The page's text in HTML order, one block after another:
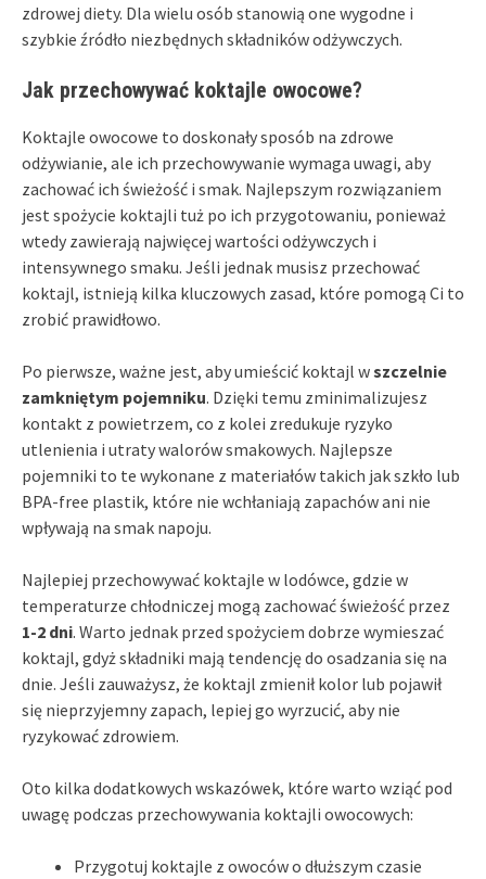
zdrowej diety. Dla wielu osób stanowią one wygodne i
szybkie źródło niezbędnych składników odżywczych.
Jak przechowywać koktajle owocowe?
Koktajle owocowe to doskonały sposób na zdrowe
odżywianie, ale ich przechowywanie wymaga uwagi, aby
zachować ich świeżość i smak. Najlepszym rozwiązaniem
jest spożycie koktajli tuż po ich przygotowaniu, ponieważ
wtedy zawierają najwięcej wartości odżywczych i
intensywnego smaku. Jeśli jednak musisz przechować
koktajl, istnieją kilka kluczowych zasad, które pomogą Ci to
zrobić prawidłowo.
Po pierwsze, ważne jest, aby umieścić koktajl wszczelnie
zamkniętym pojemniku. Dzięki temu zminimalizujesz
kontakt z powietrzem, co z kolei zredukuje ryzyko
utlenienia i utraty walorów smakowych. Najlepsze
pojemniki to te wykonane z materiałów takich jak szkło lub
BPA-free plastik, które nie wchłaniają zapachów ani nie
wpływają na smak napoju.
Najlepiej przechowywać koktajle w lodówce, gdzie w
temperaturze chłodniczej mogą zachować świeżość przez
1-2 dni. Warto jednak przed spożyciem dobrze wymieszać
koktajl, gdyż składniki mają tendencję do osadzania się na
dnie. Jeśli zauważysz, że koktajl zmienił kolor lub pojawił
się nieprzyjemny zapach, lepiej go wyrzucić, aby nie
ryzykować zdrowiem.
Oto kilka dodatkowych wskazówek, które warto wziąć pod
uwagę podczas przechowywania koktajli owocowych:
Przygotuj koktajle z owoców o dłuższym czasie